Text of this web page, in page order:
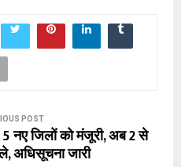
POST
नए जिलों को मंजूरी, अब 2 से
अधिसूचना जारी